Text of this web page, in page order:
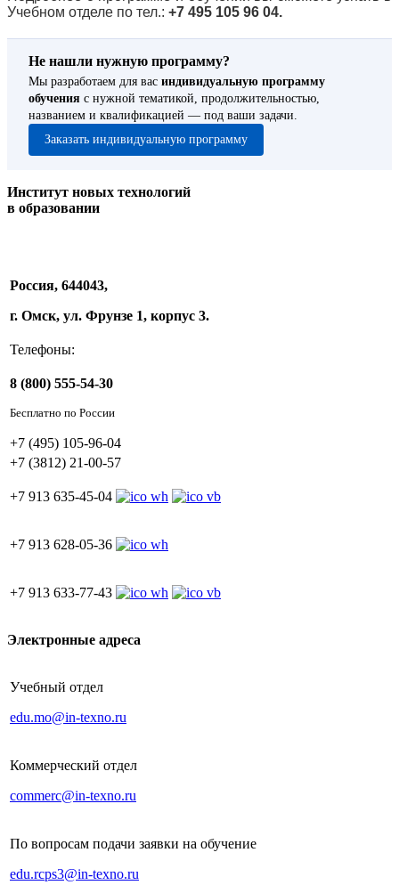
Учебном отделе по тел.: +7 495 105 96 04.
Не нашли нужную программу?
Мы разработаем для вас индивидуальную программу
обучения с нужной тематикой, продолжительностью,
названием и квалификацией — под ваши задачи.
Заказать индивидуальную программу
Институт новых технологий
в образовании
Россия, 644043,
г. Омск, ул. Фрунзе 1, корпус 3.
Телефоны:
8 (800) 555-54-30
Бесплатно по России
+7 (495) 105-96-04
+7 (3812) 21-00-57
+7 913 635-45-04
+7 913 628-05-36
+7 913 633-77-43
Электронные адреса
Учебный отдел
edu.mo@in-texno.ru
Коммерческий отдел
commerc@in-texno.ru
По вопросам подачи заявки на обучение
edu.rcps3@in-texno.ru